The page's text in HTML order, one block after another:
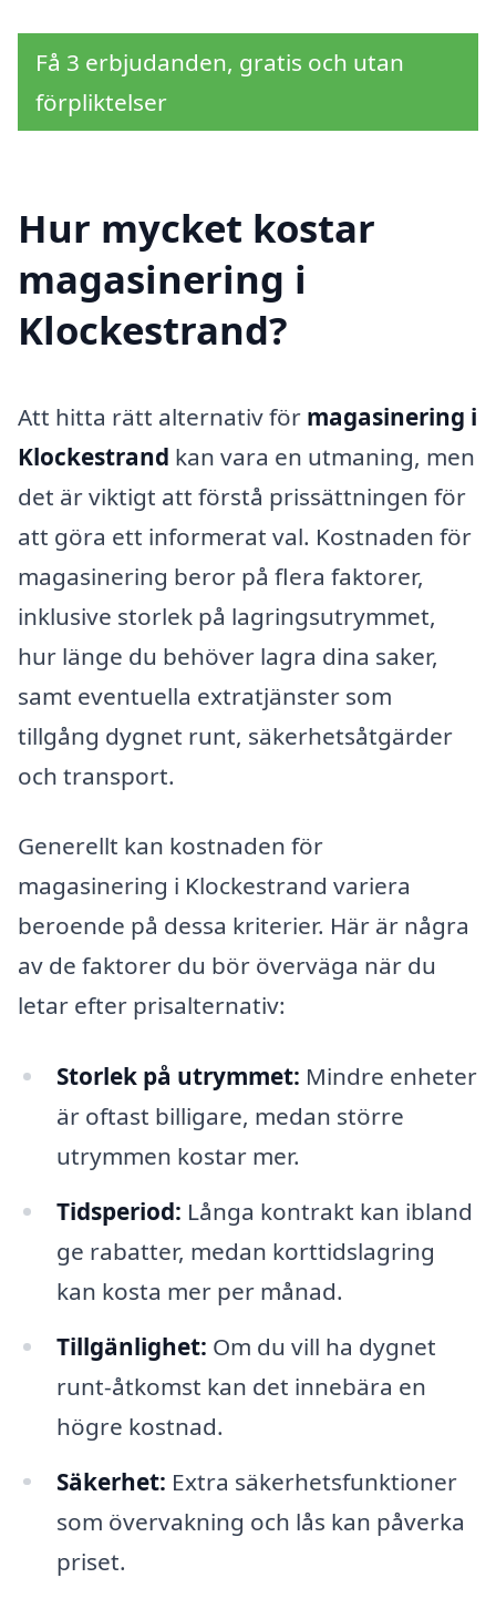
Få 3 erbjudanden, gratis och utan
förpliktelser
Hur mycket kostar
magasinering i
Klockestrand?
Att hitta rätt alternativ för magasinering i
Klockestrand kan vara en utmaning, men
det är viktigt att förstå prissättningen för
att göra ett informerat val. Kostnaden för
magasinering beror på flera faktorer,
inklusive storlek på lagringsutrymmet,
hur länge du behöver lagra dina saker,
samt eventuella extratjänster som
tillgång dygnet runt, säkerhetsåtgärder
och transport.
Generellt kan kostnaden för
magasinering i Klockestrand variera
beroende på dessa kriterier. Här är några
av de faktorer du bör överväga när du
letar efter prisalternativ:
Storlek på utrymmet: Mindre enheter
är oftast billigare, medan större
utrymmen kostar mer.
Tidsperiod: Långa kontrakt kan ibland
ge rabatter, medan korttidslagring
kan kosta mer per månad.
Tillgänlighet: Om du vill ha dygnet
runt-åtkomst kan det innebära en
högre kostnad.
Säkerhet: Extra säkerhetsfunktioner
som övervakning och lås kan påverka
priset.